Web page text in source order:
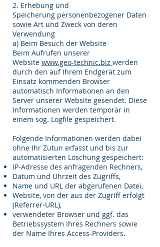
2. Erhebung und
Speicherung personenbezogener Daten
sowie Art und Zweck von deren
Verwendung
a) Beim Besuch der Website
Beim Aufrufen unserer
Website www.geo-technic.biz werden
durch den auf Ihrem Endgerät zum
Einsatz kommenden Browser
automatisch Informationen an den
Server unserer Website gesendet. Diese
Informationen werden temporär in
einem sog. Logfile gespeichert.
Folgende Informationen werden dabei
ohne Ihr Zutun erfasst und bis zur
automatisierten Löschung gespeichert:
IP-Adresse des anfragenden Rechners,
Datum und Uhrzeit des Zugriffs,
Name und URL der abgerufenen Datei,
Website, von der aus der Zugriff erfolgt
(Referrer-URL),
verwendeter Browser und ggf. das
Betriebssystem Ihres Rechners sowie
der Name Ihres Access-Providers.